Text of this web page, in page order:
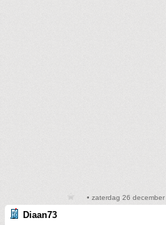
• zaterdag 26
Diaan73